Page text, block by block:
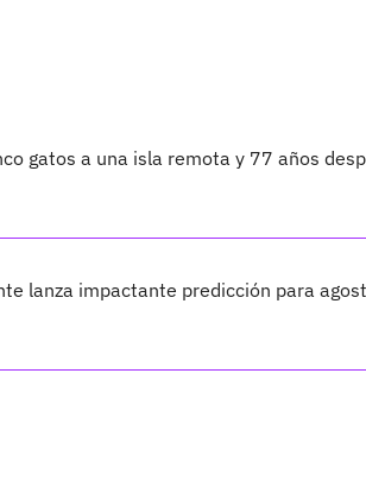
gatos a una isla remota y 77 años
lanza impactante predicción para